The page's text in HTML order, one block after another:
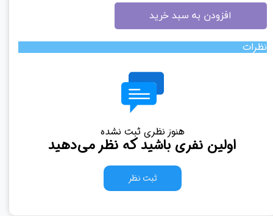
افزودن به سبد خرید
نظرات
هنوز نظری ثبت نشده
اولین نفری باشید که نظر می‌دهید
ثبت نظر